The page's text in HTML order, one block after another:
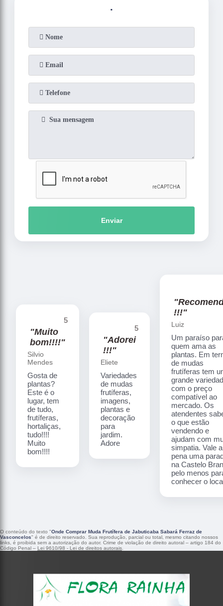
.
Enviar
5
"Muito
bom!!!!"
Silvio
Mendes
Gosta de
plantas?
Este é o
lugar, tem
de tudo,
frutíferas,
hortaliças,
tudo!!!!
Muito
bom!!!!
5
"Adorei
!!!"
Eliete
Variedades
de mudas
frutíferas,
imagens,
plantas e
decoração
para
jardim.
Adore
!!!"
Luiz
Um paraíso
quem ama as
plantas. Em
de mudas
frutíferas tem
grande
com o preço
compatível ao
mercado. Os
atendentes
o que estão
vendendo e
ajudam com
simpatia. Vale a
pena uma
na Castelo
pelo menos
conhecer o
O conteúdo do texto "Onde Comprar Muda Frutífera de Jabuticaba Sabará Ferraz de
Vasconcelos" é de direito reservado. Sua reprodução, parcial ou total, mesmo citando nossos
links, é proibida sem a autorização do autor. Crime de violação de direito autoral – artigo 184 do
Código Penal – Lei 9610/98 - Lei de direitos autorais